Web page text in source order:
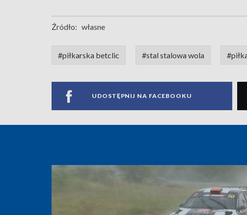
Źródło: własne
#piłkarska betclic #stal stalowa wola
UDOSTĘPNIJ NA FACEBOOKU